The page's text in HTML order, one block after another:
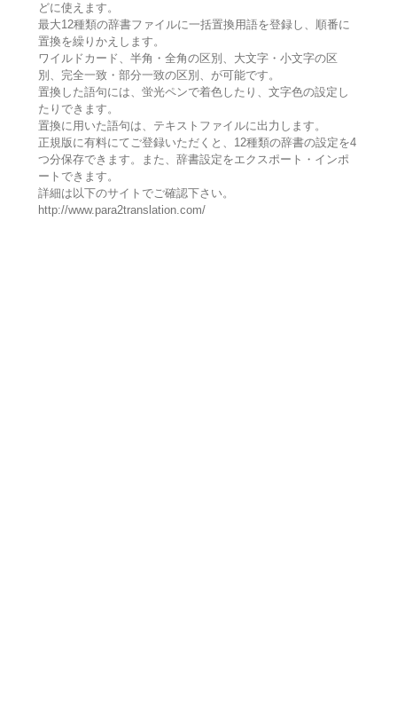
どに使えます。
最大12種類の辞書ファイルに一括置換用語を登録し、順番に
置換を繰りかえします。
ワイルドカード、半角・全角の区別、大文字・小文字の区
別、完全一致・部分一致の区別、が可能です。
置換した語句には、蛍光ペンで着色したり、文字色の設定し
たりできます。
置換に用いた語句は、テキストファイルに出力します。
正規版に有料にてご登録いただくと、12種類の辞書の設定を4
つ分保存できます。また、辞書設定をエクスポート・インポ
ートできます。
詳細は以下のサイトでご確認下さい。
http://www.para2translation.com/